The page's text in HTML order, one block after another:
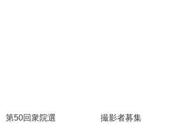
第50回衆院選 撮影者募集